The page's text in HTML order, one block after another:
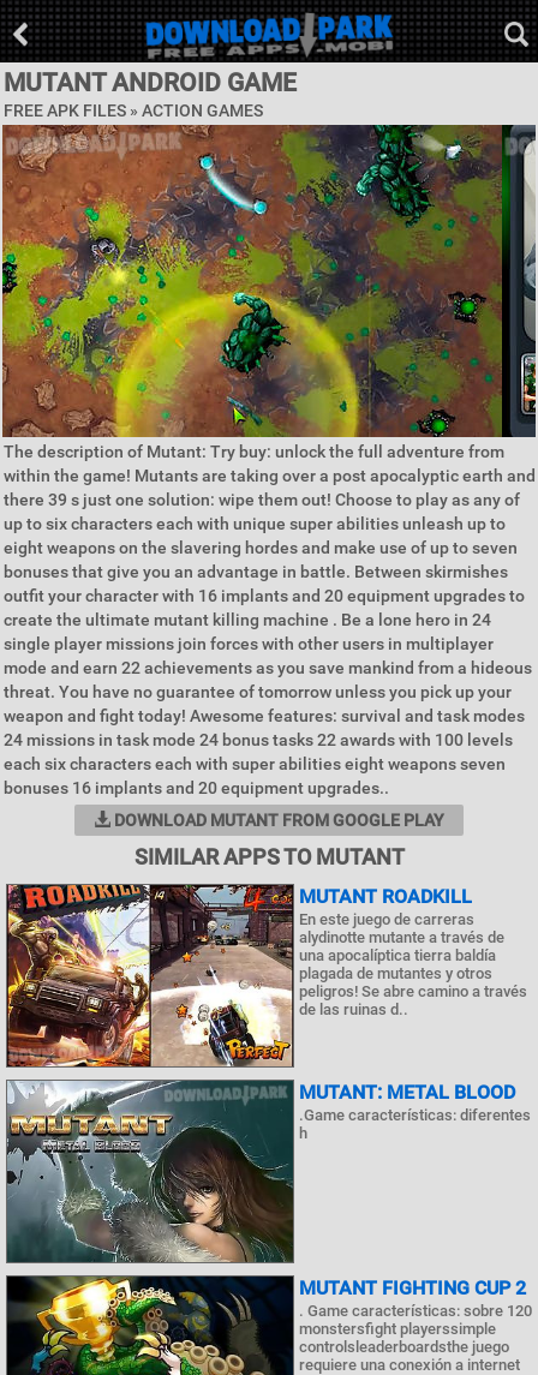
MUTANT ANDROID GAME
FREE APK FILES » ACTION GAMES
The description of Mutant: Try buy: unlock the full adventure from
within the game! Mutants are taking over a post apocalyptic earth and
there 39 s just one solution: wipe them out! Choose to play as any of
up to six characters each with unique super abilities unleash up to
eight weapons on the slavering hordes and make use of up to seven
bonuses that give you an advantage in battle. Between skirmishes
outfit your character with 16 implants and 20 equipment upgrades to
create the ultimate mutant killing machine . Be a lone hero in 24
single player missions join forces with other users in multiplayer
mode and earn 22 achievements as you save mankind from a hideous
threat. You have no guarantee of tomorrow unless you pick up your
weapon and fight today! Awesome features: survival and task modes
24 missions in task mode 24 bonus tasks 22 awards with 100 levels
each six characters each with super abilities eight weapons seven
bonuses 16 implants and 20 equipment upgrades..
DOWNLOAD MUTANT FROM GOOGLE PLAY
SIMILAR APPS TO MUTANT
MUTANT ROADKILL
En este juego de carreras
alydinotte mutante a través de
una apocalíptica tierra baldía
plagada de mutantes y otros
peligros! Se abre camino a través
de las ruinas d..
MUTANT: METAL BLOOD
.Game características: diferentes
h
MUTANT FIGHTING CUP 2
. Game características: sobre 120
monstersfight playerssimple
controlsleaderboardsthe juego
requiere una conexión a internet